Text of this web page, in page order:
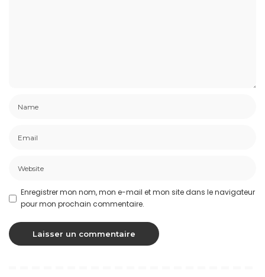
Enregistrer mon nom, mon e-mail et mon site dans le navigateur
pour mon prochain commentaire.